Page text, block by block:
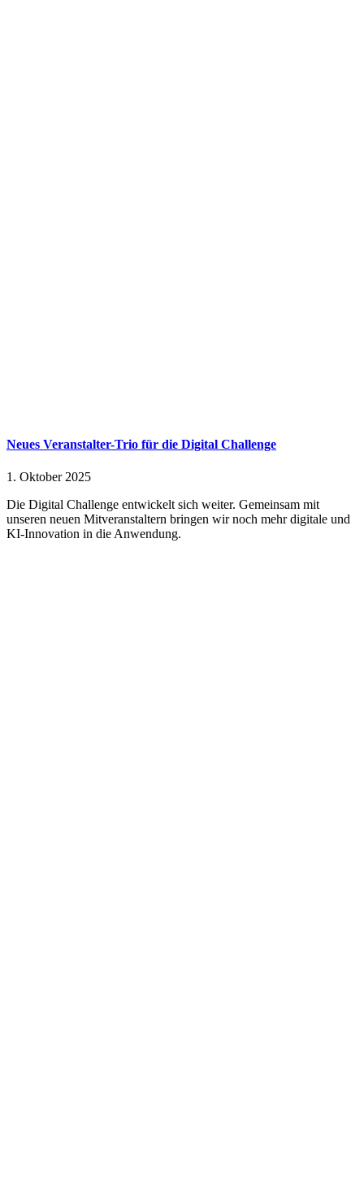
Neues Veranstalter-Trio für die Digital Challenge
1. Oktober 2025
Die Digital Challenge entwickelt sich weiter. Gemeinsam mit
unseren neuen Mitveranstaltern bringen wir noch mehr digitale und
KI-Innovation in die Anwendung.